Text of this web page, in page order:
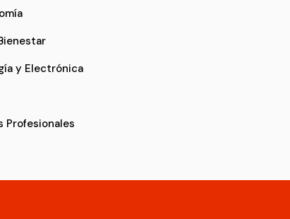
y Electrónica
Profesionales